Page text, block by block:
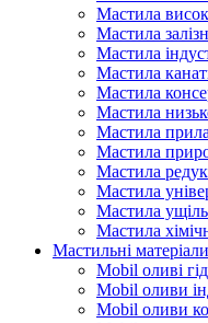
Мастила
Мастила
Мастила
Мастила
Мастила
Мастила
Мастила
Мастила
Мастила
Мастила
Мастила
Мастила
Мастильні
Mobil оливі
Mobil оливи
Mobil оливи